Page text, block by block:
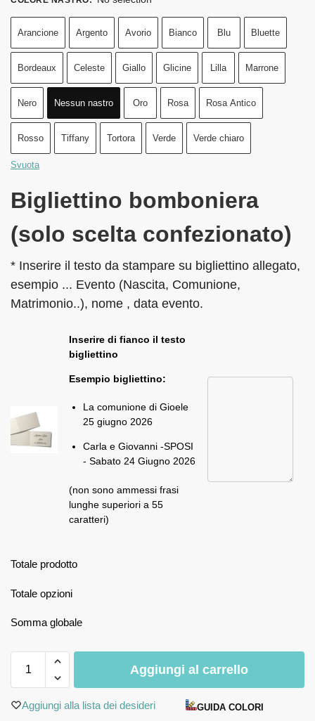
Arancione Argento Avorio Bianco Blu Bluette
Bordeaux Celeste Giallo Glicine Lilla Marrone
Nero Nessun nastro Oro Rosa Rosa Antico
Rosso Tiffany Tortora Verde Verde chiaro
Svuota
Bigliettino bomboniera
(solo scelta confezionato)
* Inserire il testo da stampare su bigliettino allegato,
esempio ... Evento (Nascita, Comunione,
Matrimonio..), nome , data evento.
Inserire di fianco il testo
bigliettino
Esempio bigliettino:
La comunione di Gioele
25 giugno 2026
Carla e Giovanni -SPOSI
- Sabato 24 Giugno 2026
(non sono ammessi frasi
lunghe superiori a 55
caratteri)
Totale prodotto
Totale opzioni
Somma globale
Aggiungi al carrello
Aggiungi alla lista dei desideri GUIDA COLORI